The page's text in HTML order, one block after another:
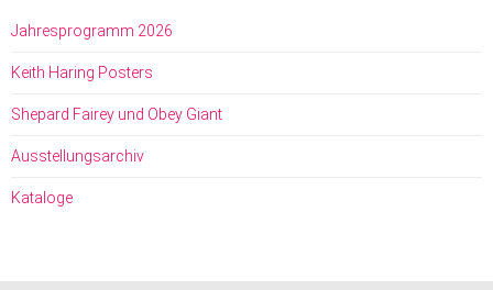
Jahresprogramm 2026
Keith Haring Posters
Shepard Fairey und Obey Giant
Ausstellungsarchiv
Kataloge